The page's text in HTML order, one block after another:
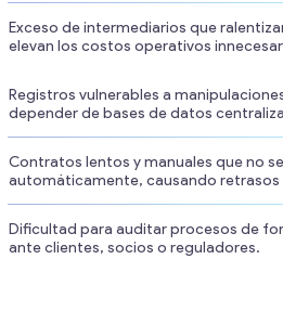
Exceso de intermediarios que
elevan los costos operativos
Registros vulnerables a
depender de bases de datos
Contratos lentos y manuales que no
automáticamente, causando retrasos
Dificultad para auditar procesos de
ante clientes, socios o reguladores.